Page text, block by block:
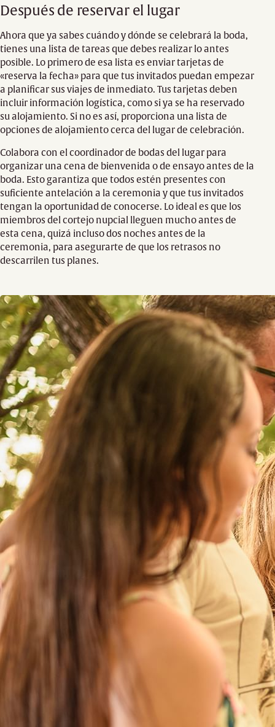
Después de reservar el lugar
Ahora que ya sabes cuándo y dónde se celebrará la boda,
tienes una lista de tareas que debes realizar lo antes
posible. Lo primero de esa lista es enviar tarjetas de
«reserva la fecha» para que tus invitados puedan empezar
a planificar sus viajes de inmediato. Tus tarjetas deben
incluir información logística, como si ya se ha reservado
su alojamiento. Si no es así, proporciona una lista de
opciones de alojamiento cerca del lugar de celebración.
Colabora con el coordinador de bodas del lugar para
organizar una cena de bienvenida o de ensayo antes de la
boda. Esto garantiza que todos estén presentes con
suficiente antelación a la ceremonia y que tus invitados
tengan la oportunidad de conocerse. Lo ideal es que los
miembros del cortejo nupcial lleguen mucho antes de
esta cena, quizá incluso dos noches antes de la
ceremonia, para asegurarte de que los retrasos no
descarrilen tus planes.